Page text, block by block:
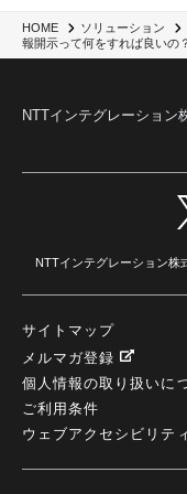
HOME ソリューション
報開示って何をすれば良いの？
NTTインテグレーション
NTTインテグレーション株
サイトマップ
メルマガ登録
個人情報の取り扱いに
ご利用条件
ウェブアクセシビリテ